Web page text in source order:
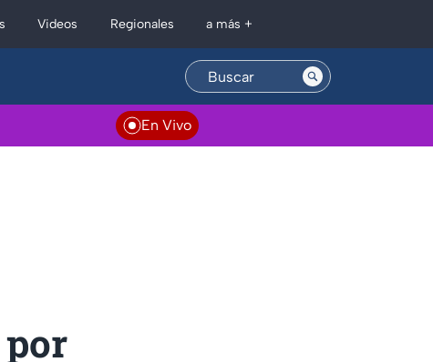
Videos Regionales a más +
En Vivo
por